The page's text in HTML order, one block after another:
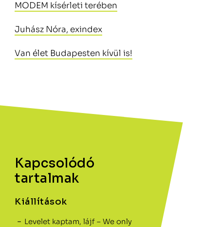
Kapcsolódó
tartalmak
Kiállítások
Levelet kaptam, lájf – We only
MODEM kísérleti terében
Juhász Nóra, exindex
Van élet Budapesten kívül is!